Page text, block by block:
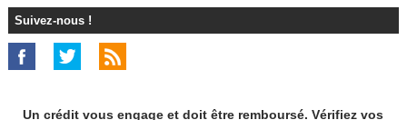
Suivez-nous !
Un crédit vous engage et doit être remboursé. Vérifiez vos